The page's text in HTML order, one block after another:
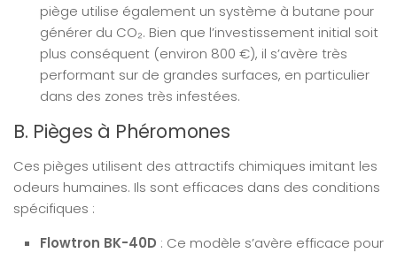
piège utilise également un système à butane pour
générer du CO₂. Bien que l’investissement initial soit
plus conséquent (environ 800 €), il s’avère très
performant sur de grandes surfaces, en particulier
dans des zones très infestées.
B. Pièges à Phéromones
Ces pièges utilisent des attractifs chimiques imitant les
odeurs humaines. Ils sont efficaces dans des conditions
spécifiques :
Flowtron BK-40D : Ce modèle s’avère efficace pour